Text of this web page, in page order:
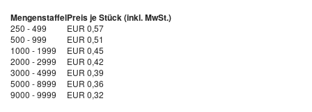
MengenstaffelPreis je Stück (inkl. MwSt.)
250 - 499
EUR 0,57
500 - 999
EUR 0,51
1000 - 1999
EUR 0,45
2000 - 2999
EUR 0,42
3000 - 4999
EUR 0,39
5000 - 8999
EUR 0,36
9000 - 9999
EUR 0,32